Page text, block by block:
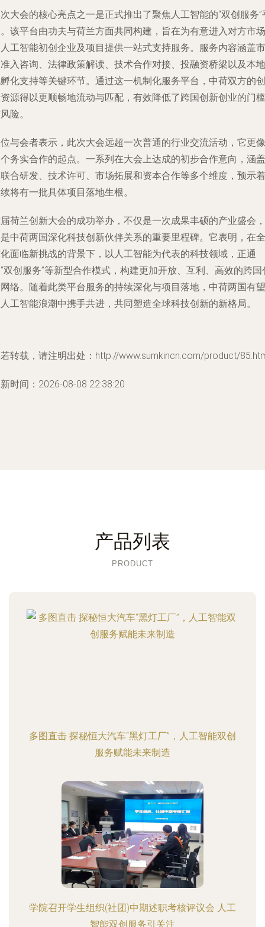
大会的核心亮点之一是正式推出了聚焦人工智能的“双创服务”
该平台由功夫与荷兰方面共同构建，旨在为有意进入对方市场
工智能初创企业及项目提供一站式支持服务。服务内容涵盖市
入咨询、法律政策解读、技术合作对接、投融资桥梁以及本地
化支持等关键环节。通过这一机制化服务平台，中荷双方的创
源得以更顺畅地流动与匹配，有效降低了跨国创新创业的门槛
险。
与会者表示，此次大会远超一次普通的行业交流活动，它更像
务实合作的起点。一系列在大会上达成的初步合作意向，涵盖
合研发、技术许可、市场拓展和资本合作等多个维度，预示着
将有一批具体项目落地生根。
荷兰创新大会的成功举办，不仅是一次成果丰硕的产业盛会，
中荷两国深化科技创新伙伴关系的重要里程碑。它表明，在全
面临新挑战的背景下，以人工智能为代表的科技领域，正通
双创服务”等新型合作模式，构建更加开放、互利、高效的跨国
络。随着此类平台服务的持续深化与项目落地，中荷两国有望
工智能浪潮中携手共进，共同塑造全球科技创新的新格局。
转载，请注明出处：http://www.sumkincn.com/product/
时间：2026-08-08 22:38:20
产品列表
PRODUCT
多图直击 探秘恒大汽车“黑灯工厂”，人工智能双创
服务赋能未来制造
学院召开学生组织(社团)中期述职考核评议会 人工
智能双创服务引关注